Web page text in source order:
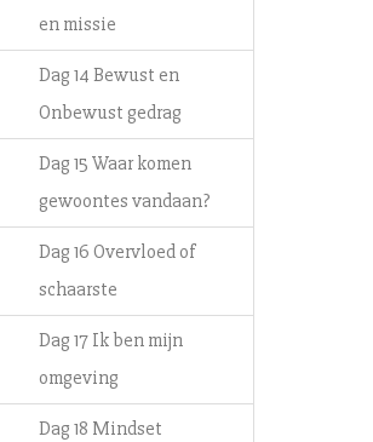
en missie
Dag 14 Bewust en
Onbewust gedrag
Dag 15 Waar komen
gewoontes vandaan?
Dag 16 Overvloed of
schaarste
Dag 17 Ik ben mijn
omgeving
Dag 18 Mindset